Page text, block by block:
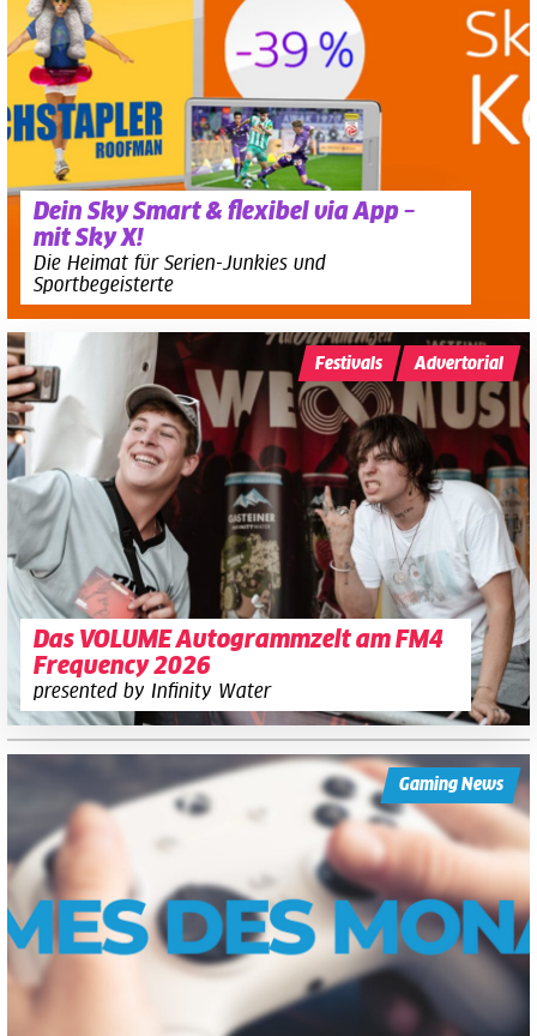
Dein Sky Smart & flexibel via App –
mit Sky X!
Die Heimat für Serien-Junkies und
Sportbegeisterte
Das VOLUME Autogrammzelt am FM4
Frequency 2026
presented by Infinity Water
Festivals Advertorial
Gaming News